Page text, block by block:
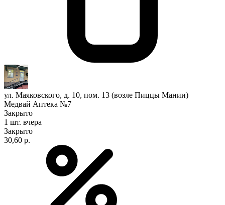
ул. Маяковского, д. 10, пом. 13 (возле Пиццы Мании)
Медвай Аптека №7
Закрыто
1 шт. вчера
Закрыто
30,60 р.